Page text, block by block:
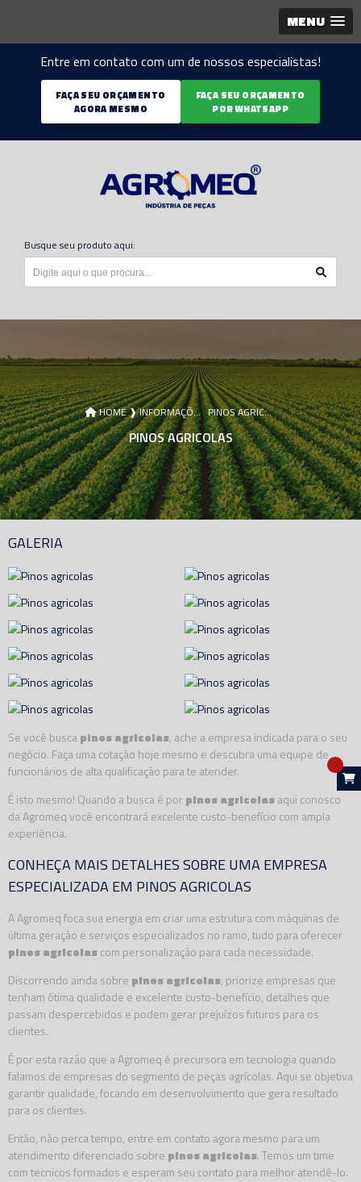
MENU
Entre em contato com um de nossos especialistas!
FAÇA SEU ORÇAMENTO
AGORA MESMO
FAÇA SEU ORÇAMENTO
POR WHATSAPP
Busque seu produto aqui:
HOME ❱ INFORMAÇÕES ❱ PINOS AGRICOLAS
PINOS AGRICOLAS
GALERIA
Se você buscapinos agricolas, ache a empresa indicada para o seu
negócio. Faça uma cotação hoje mesmo e descubra uma equipe de
funcionários de alta qualificação para te atender.
É isto mesmo! Quando a busca é porpinos agricolasaqui conosco
da Agromeq você encontrará excelente custo-benefício com ampla
experiência.
CONHEÇA MAIS DETALHES SOBRE UMA EMPRESA
ESPECIALIZADA EM PINOS AGRICOLAS
A Agromeq foca sua energia em criar uma estrutura com máquinas de
última geração e serviços especializados no ramo, tudo para oferecer
pinos agricolascom personalização para cada necessidade.
Discorrendo ainda sobre pinos agricolas, priorize empresas que
tenham ótima qualidade e excelente custo-benefício, detalhes que
passam despercebidos e podem gerar prejuízos futuros para os
clientes.
É por esta razão que a Agromeq é precursora em tecnologia quando
falamos de empresas do segmento de peças agrícolas. Aqui se objetiva
garantir qualidade, focando em desenvolvimento que gera resultado
para os clientes.
Então, não perca tempo, entre em contato agora mesmo para um
atendimento diferenciado sobre pinos agricolas. Temos um time
com tecnicos formados e esperam seu contato para melhor atendê-lo.